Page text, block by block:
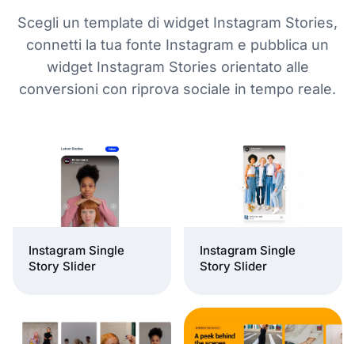
Scegli un template di widget Instagram Stories,
connetti la tua fonte Instagram e pubblica un
widget Instagram Stories orientato alle
conversioni con riprova sociale in tempo reale.
Instagram Single
Story Slider
Instagram Single
Story Slider